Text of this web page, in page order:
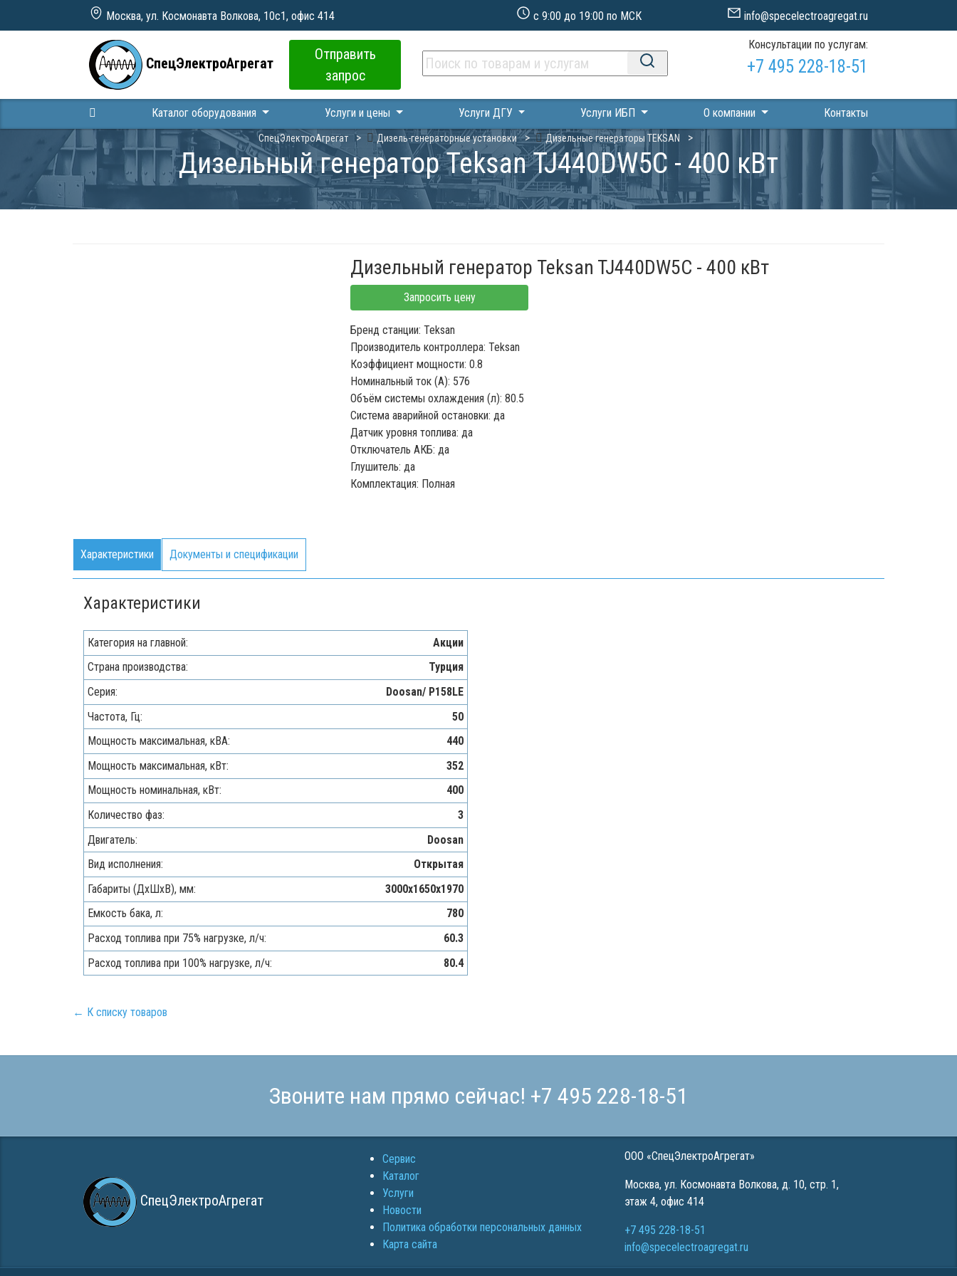
Москва, ул. Космонавта Волкова, 10с1, офис 414 с 9:00 до 19:00 по МСК info@specelectroagregat.ru
СпецЭлектроАгрегат
Отправить
запрос
Консультации по услугам:
+7 495 228-18-51
Каталог оборудования Услуги и цены Услуги ДГУ Услуги ИБП О компании Контакты
СпецЭлектроАгрегат Дизель-генераторные установки Дизельные генераторы TEKSAN
Дизельный генератор Teksan TJ440DW5C - 400 кВт
Дизельный генератор Teksan TJ440DW5C - 400 кВт
Запросить цену
Бренд станции: Teksan
Производитель контроллера: Teksan
Коэффициент мощности: 0.8
Номинальный ток (А): 576
Объём системы охлаждения (л): 80.5
Система аварийной остановки: да
Датчик уровня топлива: да
Отключатель АКБ: да
Глушитель: да
Комплектация: Полная
Характеристики Документы и спецификации
Характеристики
Категория на главной:
Акции
Страна производства:
Турция
Серия:
Doosan/ P158LE
Частота, Гц:
50
Мощность максимальная, кВA:
440
Мощность максимальная, кВт:
352
Мощность номинальная, кВт:
400
Количество фаз:
3
Двигатель:
Doosan
Вид исполнения:
Открытая
Габариты (ДхШхВ), мм:
3000x1650x1970
Емкость бака, л:
780
Расход топлива при 75% нагрузке, л/ч:
60.3
Расход топлива при 100% нагрузке, л/ч:
80.4
← К списку товаров
Звоните нам прямо сейчас! +7 495 228-18-51
СпецЭлектроАгрегат
Сервис
Каталог
Услуги
Новости
Политика обработки персональных данных
Карта сайта
ООО «СпецЭлектроАгрегат»
Москва, ул. Космонавта Волкова, д. 10, стр. 1,
этаж 4, офис 414
+7 495 228-18-51
info@specelectroagregat.ru